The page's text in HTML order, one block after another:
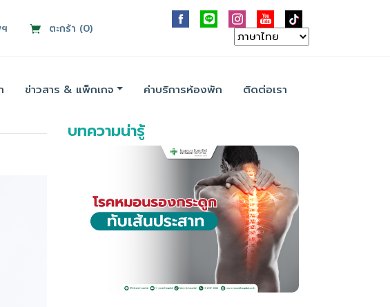
ตะกร้า (0)
ข่าวสาร & แพ็กเกจ ค่าบริการห้องพัก ติดต่อเรา
บทความน่ารู้